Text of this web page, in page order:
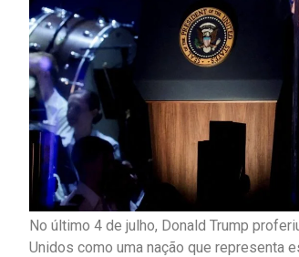
No último 4 de julho, Donald Trump
Unidos como uma nação que representa